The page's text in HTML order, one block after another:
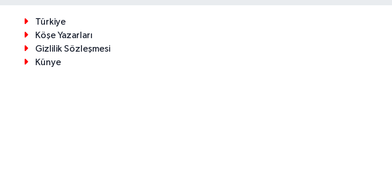
Türkiye
Köşe Yazarları
Gizlilik Sözleşmesi
Künye